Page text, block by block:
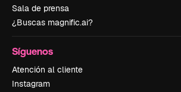
Sala de prensa
¿Buscas magnific.ai?
Síguenos
Atención al cliente
Instagram